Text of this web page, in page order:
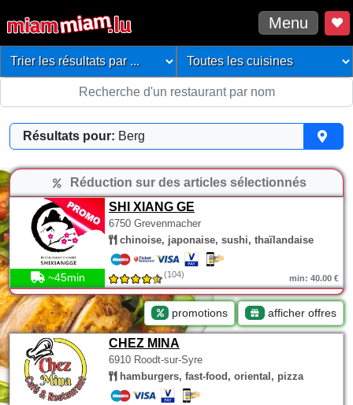
Menu
Résultats pour: Berg
Réduction sur des articles sélectionnés
SHI XIANG GE
6750 Grevenmacher
chinoise, japonaise, sushi, thaïlandaise
~45min (104) min: 40.00 €
promotions afficher offres
CHEZ MINA
6910 Roodt-sur-Syre
hamburgers, fast-food, oriental, pizza